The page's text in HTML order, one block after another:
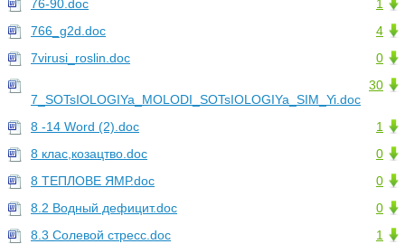
1
76-90.doc
4
766_g2d.doc
0
7virusi_roslin.doc
30
7_SOTsIOLOGIYa_MOLODI_SOTsIOLOGIYa_SIM_Yi.doc
1
8 -14 Word (2).doc
0
8 клас,козацтво.doc
0
8 ТЕПЛОВЕ ЯМР.doc
0
8.2 Водный дефицит.doc
1
8.3 Солевой стресс.doc